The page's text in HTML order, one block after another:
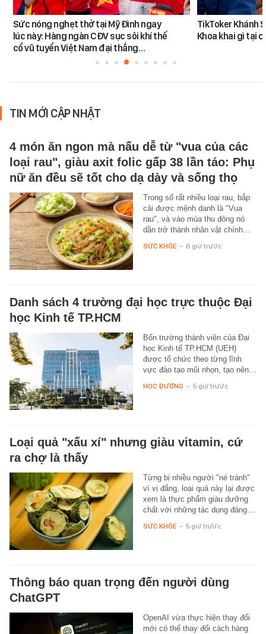
Sức nóng nghẹt thở tại Mỹ Đình ngay
lúc này: Hàng ngàn CĐV sục sôi khí thế
cổ vũ tuyển Việt Nam đại thắng…
TikToker Khánh
Khoa khai gì tại
TIN MỚI CẬP NHẬT
4 món ăn ngon mà nấu dễ từ "vua của các
loại rau", giàu axit folic gấp 38 lần táo: Phụ
nữ ăn đều sẽ tốt cho dạ dày và sống thọ
Trong số rất nhiều loại rau, bắp
cải được mệnh danh là "Vua
rau", và vào mùa thu đông nó
dần trở thành nhân vật chính…
SỨC KHỎE - 6 giờ trước
Danh sách 4 trường đại học trực thuộc Đại
học Kinh tế TP.HCM
Bốn trường thành viên của Đại
học Kinh tế TP.HCM (UEH)
được tổ chức theo từng lĩnh
vực đào tạo mũi nhọn, tạo nên…
HỌC ĐƯỜNG - 5 giờ trước
Loại quả "xấu xí" nhưng giàu vitamin, cứ
ra chợ là thấy
Từng bị nhiều người "né tránh"
vì vị đắng, loại quả này lại được
xem là thực phẩm giàu dưỡng
chất với những tác dụng đáng…
SỨC KHỎE - 5 giờ trước
Thông báo quan trọng đến người dùng
ChatGPT
OpenAI vừa thực hiện thay đổi
mới có thể thay đổi cách hàng